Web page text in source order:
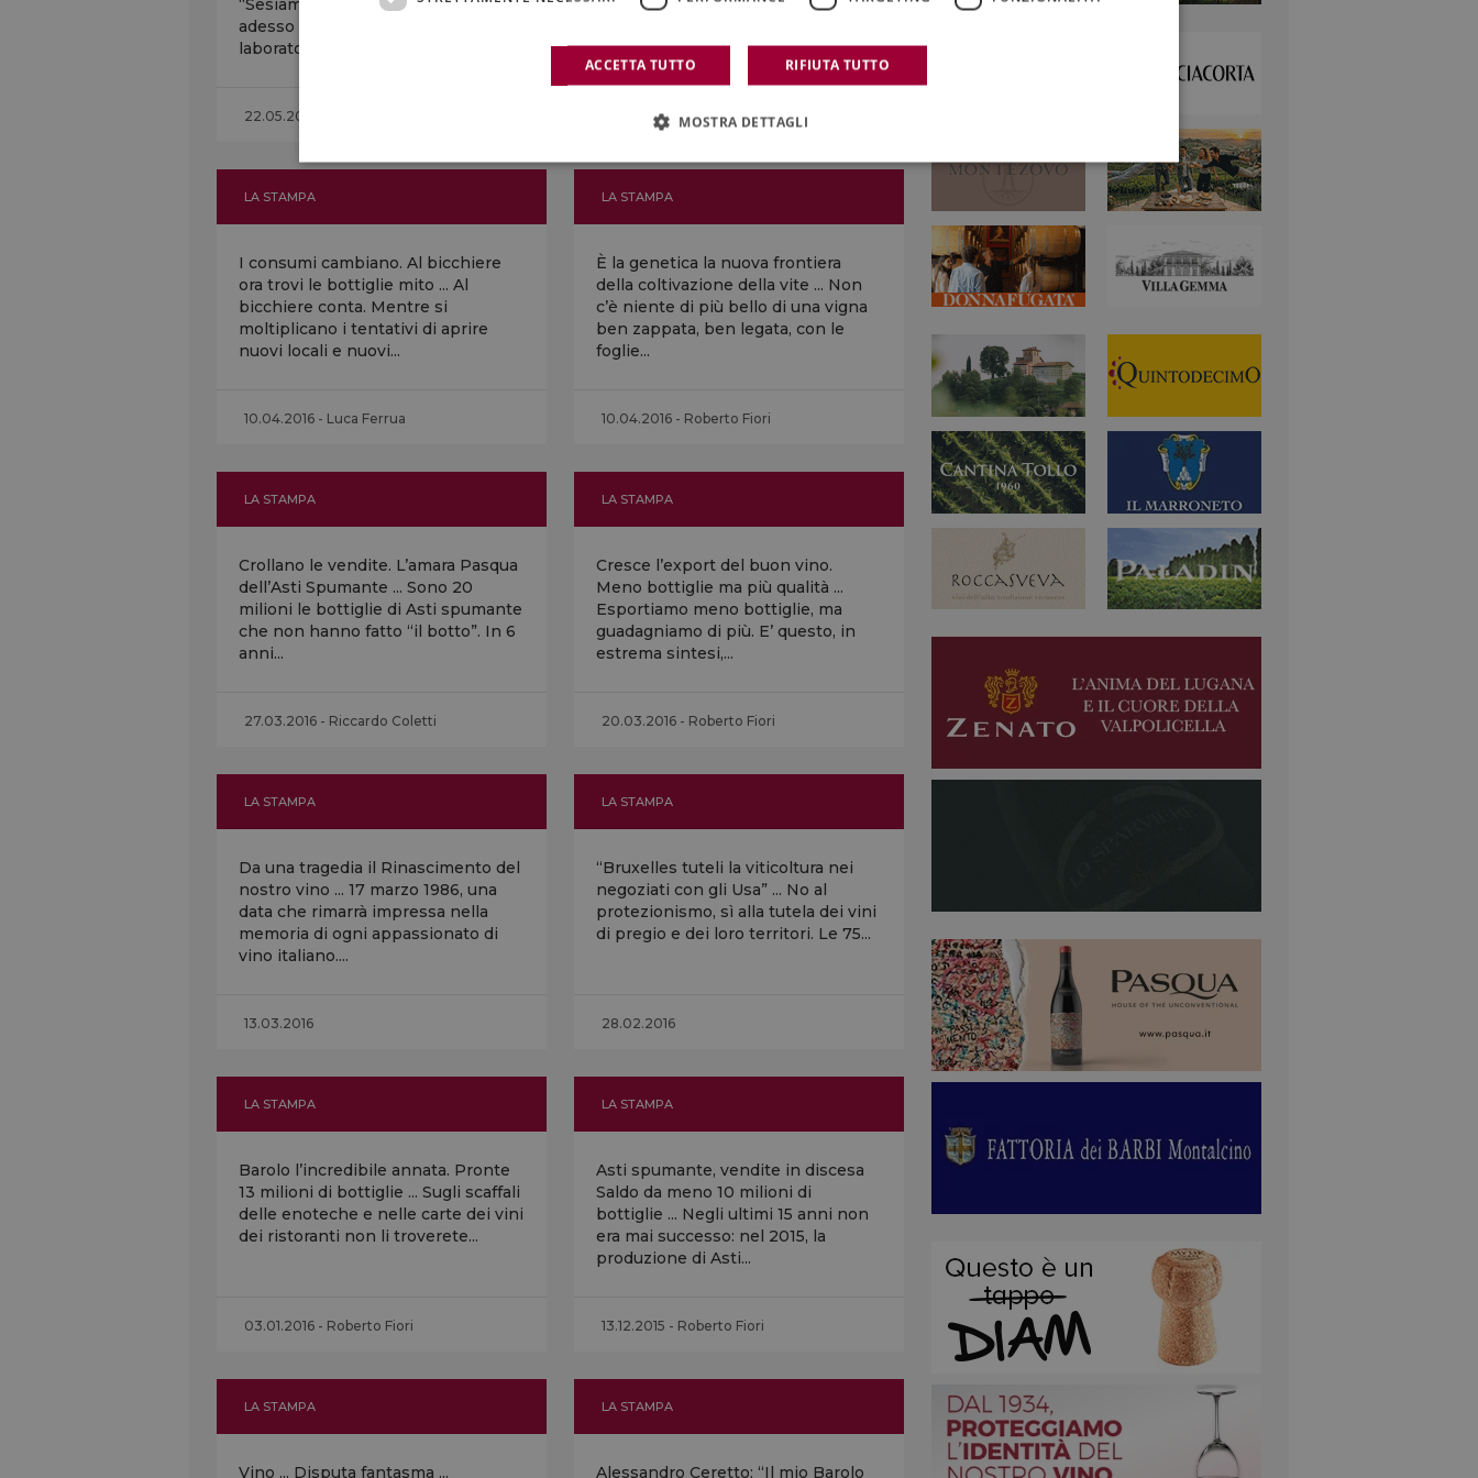
“Sesiamo vivi dopo cinque anni e se
adesso abbiamo deciso di aprire un
laboratorio...
22.05.2016
si può fare ad Asti, nei vigneti che
provincia...
17.04.2016 - Riccardo Coletti
LA STAMPA
I consumi cambiano. Al bicchiere
ora trovi le bottiglie mito ... Al
bicchiere conta. Mentre si
moltiplicano i tentativi di aprire
nuovi locali e nuovi...
10.04.2016 - Luca Ferrua
LA STAMPA
È la genetica la nuova frontiera
della coltivazione della vite ... Non
c’è niente di più bello di una vigna
ben zappata, ben legata, con le
foglie...
10.04.2016 - Roberto Fiori
LA STAMPA
Crollano le vendite. L’amara Pasqua
dell’Asti Spumante ... Sono 20
milioni le bottiglie di Asti spumante
che non hanno fatto “il botto”. In 6
anni...
27.03.2016 - Riccardo Coletti
LA STAMPA
Cresce l’export del buon vino.
Meno bottiglie ma più qualità ...
Esportiamo meno bottiglie, ma
guadagniamo di più. E’ questo, in
estrema sintesi,...
20.03.2016 - Roberto Fiori
LA STAMPA
Da una tragedia il Rinascimento del
nostro vino ... 17 marzo 1986, una
data che rimarrà impressa nella
memoria di ogni appassionato di
vino italiano....
13.03.2016
LA STAMPA
“Bruxelles tuteli la viticoltura nei
negoziati con gli Usa” ... No al
protezionismo, sì alla tutela dei vini
di pregio e dei loro territori. Le 75...
28.02.2016
LA STAMPA
Barolo l’incredibile annata. Pronte
13 milioni di bottiglie ... Sugli scaffali
delle enoteche e nelle carte dei vini
dei ristoranti non li troverete...
03.01.2016 - Roberto Fiori
LA STAMPA
Asti spumante, vendite in discesa
Saldo da meno 10 milioni di
bottiglie ... Negli ultimi 15 anni non
era mai successo: nel 2015, la
produzione di Asti...
13.12.2015 - Roberto Fiori
LA STAMPA
Vino ... Disputa fantasma ...
LA STAMPA
Alessandro Ceretto: “Il mio Barolo
ACCETTA TUTTO RIFIUTA TUTTO
MOSTRA DETTAGLI